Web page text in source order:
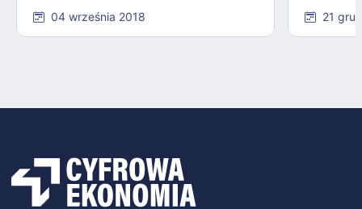
04 września 2018 21